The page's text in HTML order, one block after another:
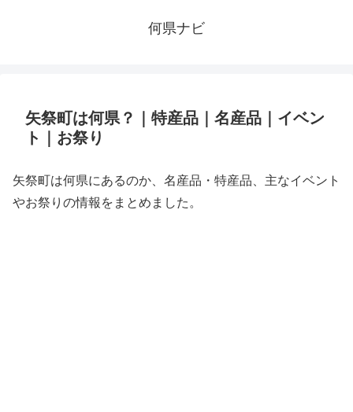
何県ナビ
矢祭町は何県？｜特産品｜名産品｜イベン
ト｜お祭り
矢祭町は何県にあるのか、名産品・特産品、主なイベント
やお祭りの情報をまとめました。